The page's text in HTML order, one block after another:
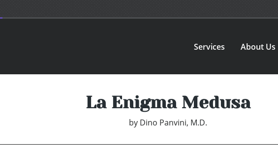
Services About Us
La Enigma Medusa
by Dino Panvini, M.D.